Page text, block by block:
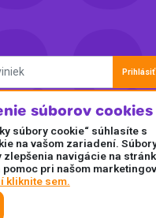
osobných údajov a so
účely a oboznámil som
údajov.
online.
súborov cookies
súbory cookie“ súhlasíte s
na vašom zariadení.
navigácie na
pri našom
kliknite sem.